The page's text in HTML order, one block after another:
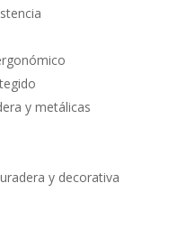
y metálicas
y decorativa